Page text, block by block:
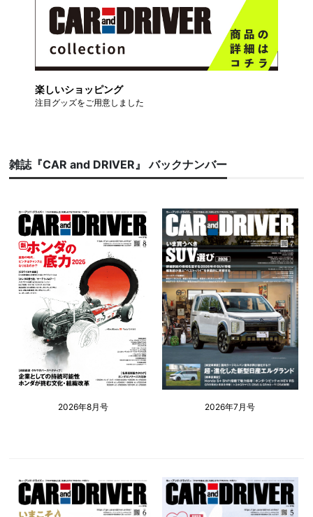
楽しいショッピング
注目グッズをご用意しました
雑誌『CAR and DRIVER』 バックナンバー
2026年8月号 2026年7月号